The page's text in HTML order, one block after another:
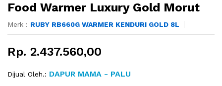
Food Warmer Luxury Gold Morut
Merk : RUBY RB660G WARMER KENDURI GOLD 8L
Rp. 2.437.560,00
Dijual Oleh.: DAPUR MAMA - PALU